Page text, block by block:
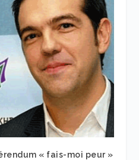
« fais-moi peur »